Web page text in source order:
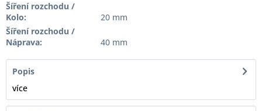
Šíření rozchodu /
Kolo:
20 mm
Šíření rozchodu /
Náprava:
40 mm
Popis
více